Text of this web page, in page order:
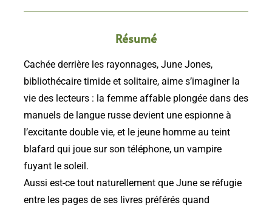
Résumé
Cachée derrière les rayonnages, June Jones,
bibliothécaire timide et solitaire, aime s’imaginer la
vie des lecteurs : la femme affable plongée dans des
manuels de langue russe devient une espionne à
l’excitante double vie, et le jeune homme au teint
blafard qui joue sur son téléphone, un vampire
fuyant le soleil.
Aussi est-ce tout naturellement que June se réfugie
entre les pages de ses livres préférés quand